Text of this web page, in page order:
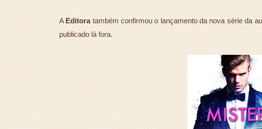
AEditoratambém confirmou o lançamento da nova série da
publicado lá fora.